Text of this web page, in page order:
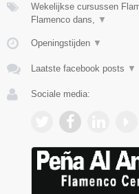
Wekelijkse cursussen
Flamenco dans,
▼
Openingstijden ▼
Laatste facebook posts ▼
Sociale media: